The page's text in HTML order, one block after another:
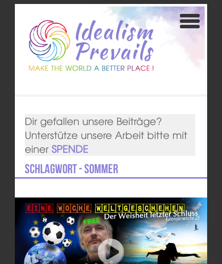
Dir gefallen unsere Beiträge?
Unterstütze unsere Arbeit bitte mit
einer SPENDE
Schlagwort - Sommer